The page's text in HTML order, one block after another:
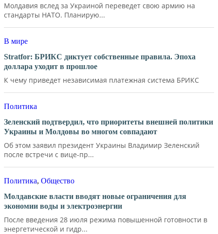
Молдавия вслед за Украиной переведет свою армию на
стандарты НАТО. Планирую...
В мире
Stratfor: БРИКС диктует собственные правила. Эпоха
доллара уходит в прошлое
К чему приведет независимая платежная система БРИКС
Политика
Зеленский подтвердил, что приоритеты внешней политики
Украины и Молдовы во многом совпадают
Об этом заявил президент Украины Владимир Зеленский
после встречи с вице-пр...
Политика, Общество
Молдавские власти вводят новые ограничения для
экономии воды и электроэнергии
После введения 28 июля режима повышенной готовности в
энергетической и гидр...